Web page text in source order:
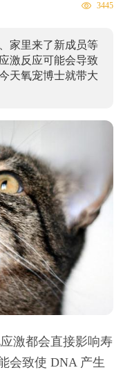
3445
家里来了新成员等
激反应可能会导致
天氧宠博士就带大
激都会直接影响寿
会致使 DNA 产生